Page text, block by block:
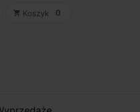
shopping_cart Koszyk 0